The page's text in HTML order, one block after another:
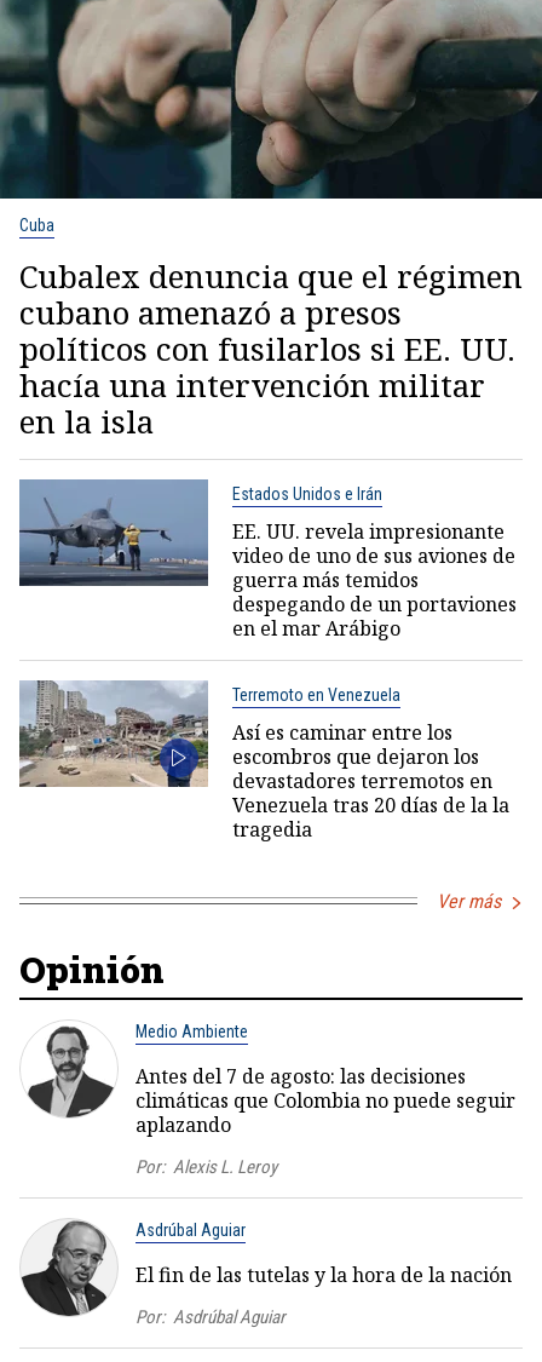
Cuba
Cubalex denuncia que el régimen
cubano amenazó a presos
políticos con fusilarlos si EE. UU.
hacía una intervención militar
en la isla
Estados Unidos e Irán
EE. UU. revela impresionante
video de uno de sus aviones de
guerra más temidos
despegando de un portaviones
en el mar Arábigo
Terremoto en Venezuela
Así es caminar entre los
escombros que dejaron los
devastadores terremotos en
Venezuela tras 20 días de la la
tragedia
Ver más
Opinión
Medio Ambiente
Antes del 7 de agosto: las decisiones
climáticas que Colombia no puede seguir
aplazando
Por: Alexis L. Leroy
Asdrúbal Aguiar
El fin de las tutelas y la hora de la nación
Por: Asdrúbal Aguiar